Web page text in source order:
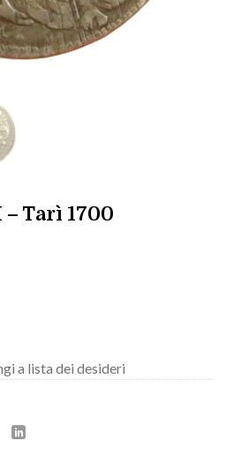
Tarì 1700
a lista dei desideri